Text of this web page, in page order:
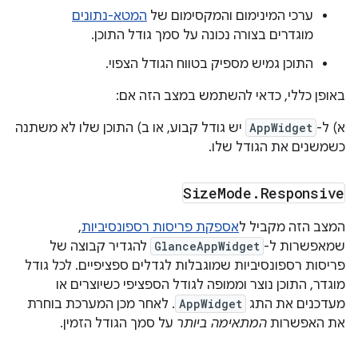
ערכי המינימום והמקסימום של המטא-נתונים
מוגדרים בצורה נכונה על סמך גודל התוכן.
התוכן גמיש מספיק בטווח הגודל הצפוי.
באופן כללי, כדאי להשתמש במצב הזה אם:
א) ל- AppWidget יש גודל קבוע, או ב) התוכן שלו לא משתנה
כשמשנים את הגודל שלו.
SizeMode . Responsive
המצב הזה מקביל לאספקת פריסות רספונסיביות,
שמאפשרות ל- GlanceAppWidget להגדיר קבוצה של
פריסות רספונסיביות שמוגבלות לגדלים ספציפיים. לכל גודל
מוגדר, התוכן נוצר וממופה לגודל הספציפי כשיוצרים או
מעדכנים את התג AppWidget . לאחר מכן המערכת בוחרת
את האפשרות המתאימה ביותר על סמך הגודל הזמין.